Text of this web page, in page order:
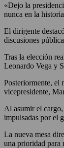
«Dejo la
nunca en la
El dirigente
discusiones
Tras la elección
Leonardo Vega y
Posteriormente, el
vicepresidente,
Al asumir el
impulsadas por el
La nueva mesa
una prioridad para